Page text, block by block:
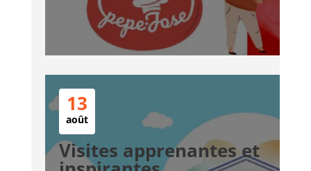
13
août
Visites apprenantes et